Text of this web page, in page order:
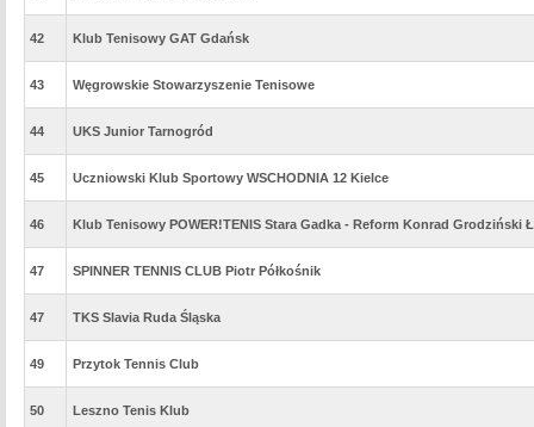
42 Klub Tenisowy GAT Gdańsk
43 Węgrowskie Stowarzyszenie Tenisowe
44 UKS Junior Tarnogród
45 Uczniowski Klub Sportowy WSCHODNIA 12 Kielce
46 Klub Tenisowy POWER!TENIS Stara Gadka - Reform Konrad Grodziński
47 SPINNER TENNIS CLUB Piotr Półkośnik
47 TKS Slavia Ruda Śląska
49 Przytok Tennis Club
50 Leszno Tenis Klub